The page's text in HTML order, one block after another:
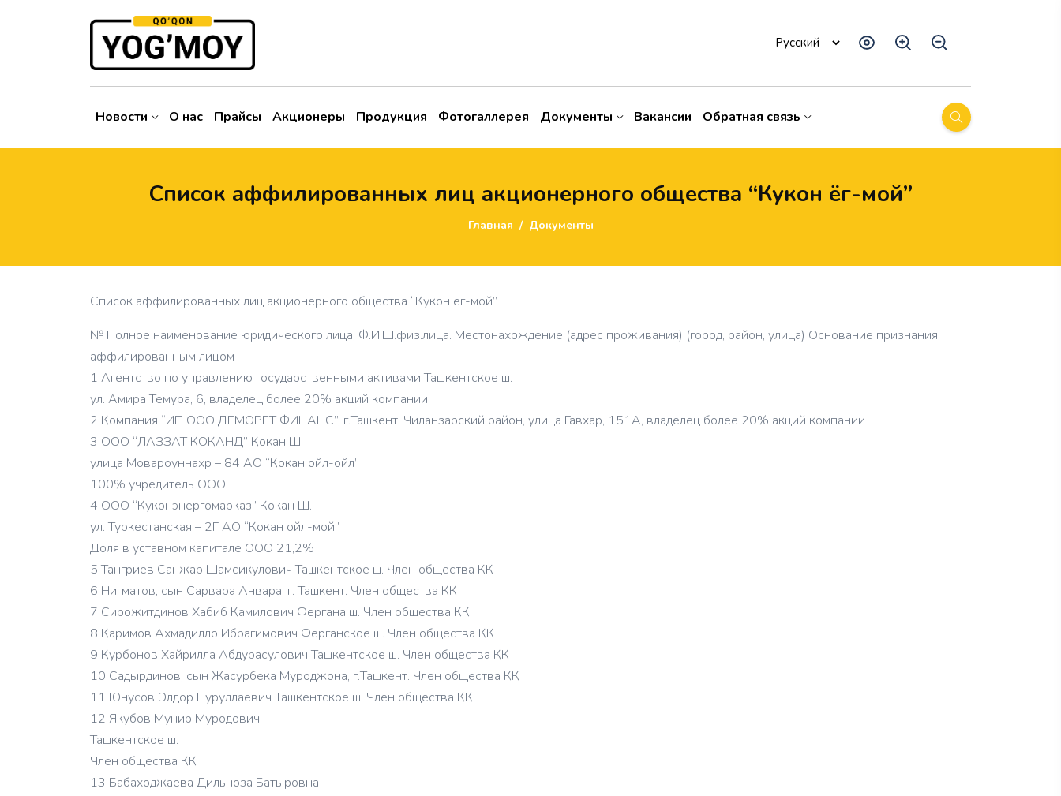
Новости О нас Прайсы Акционеры Продукция Фотогаллерея Документы Вакансии Обратная связь
Список аффилированных лиц акционерного общества “Кукон ёг-мой”
Главная Документы
Список аффилированных лиц акционерного общества “Кукон ег-мой”
№ Полное наименование юридического лица, Ф.И.Ш.физ.лица. Местонахождение (адрес проживания) (город, район, улица) Основание признания
аффилированным лицом
1 Агентство по управлению государственными активами ‎Ташкентское ш.
ул. Амира Темура, 6, владелец более 20% акций компании
2 Компания “ИП ООО ДЕМОРЕТ ФИНАНС”, г.Ташкент, Чиланзарский район, улица Гавхар, 151А, владелец более 20% акций компании
3 ООО “ЛАЗЗАТ КОКАНД” Кокан Ш.
улица Мовароуннахр – 84 АО “Кокан ойл-ойл”
100% учредитель ООО
4 ООО “Куконэнергомарказ” Кокан Ш.
ул. Туркестанская – 2Г АО “Кокан ойл-мой”
Доля в уставном капитале ООО 21,2%
5 Тангриев Санжар Шамсикулович Ташкентское ш. Член общества КК
6 Нигматов, сын Сарвара Анвара, г. Ташкент. Член общества КК
7 Сирожитдинов Хабиб Камилович Фергана ш. Член общества КК
8 Каримов Ахмадилло Ибрагимович Ферганское ш. Член общества КК
9 Курбонов Хайрилла Абдурасулович Ташкентское ш. Член общества КК
10 Садырдинов, сын Жасурбека Муроджона, г.Ташкент. Член общества КК
11 Юнусов Элдор Нуруллаевич Ташкентское ш. Член общества КК
12 Якубов Мунир Муродович
Ташкентское ш.
Член общества КК
13 Бабаходжаева Дильноза Батыровна